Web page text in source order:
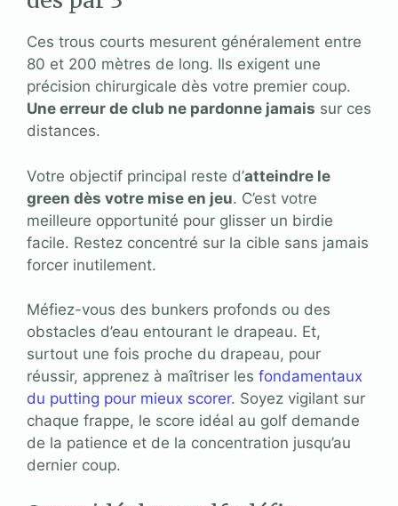
Ces trous courts mesurent généralement entre
80 et 200 mètres de long. Ils exigent une
précision chirurgicale dès votre premier coup.
Une erreur de club ne pardonne jamais sur ces
distances.
Votre objectif principal reste d’atteindre le
green dès votre mise en jeu. C’est votre
meilleure opportunité pour glisser un birdie
facile. Restez concentré sur la cible sans jamais
forcer inutilement.
Méfiez-vous des bunkers profonds ou des
obstacles d’eau entourant le drapeau. Et,
surtout une fois proche du drapeau, pour
réussir, apprenez à maîtriser les fondamentaux
du putting pour mieux scorer. Soyez vigilant sur
chaque frappe, le score idéal au golf demande
de la patience et de la concentration jusqu’au
dernier coup.